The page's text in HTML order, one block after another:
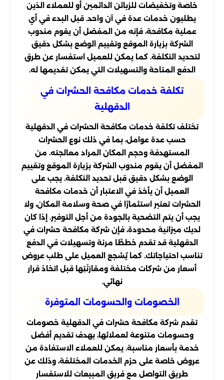
خاصة وتخفيضات للزبائن الدائمين أو للعملاء الذين
يطلبون خدمات عدة في آن واحد. قبل البدء في أي
عملية مكافحة، فإنه من المفضل أن يقوم مندوب
الشركة بزيارة الموقع وتقييم الوضع بشكل دقيق
لتحديد التكلفة. كما يمكن للعميل استفسار عن طرق
الدفع المتاحة والتسهيلات التي يمكن تقديمها له.
تكلفة خدمات مكافحة الحشرات في
الدقهلية
تختلف تكلفة خدمات مكافحة الحشرات في الدقهلية
حسب عدة عوامل، بما في ذلك نوع الحشرات
المستهدفة وحجم المكان المراد معالجته. من
المفضل أن يقوم مندوب الشركة بزيارة الموقع وتقييم
الوضع بشكل دقيق قبل تحديد التكلفة. يجب على
العميل أن يأخذ في الاعتبار أن خدمات مكافحة
الحشرات تعتبر استثمارًا في صحة وسلامة المكان، ولا
يجب أن يتم التضحية بالجودة من أجل التوفير. إذا كان
لديك ميزانية محدودة، فإن شركة مكافحة حشرات في
الدقهلية قد تقدم خططًا مرنة وتسهيلات في الدفع
تناسب احتياجاتك. كما يُشجع العميل على طلب عروض
أسعار من شركات مختلفة ومقارَنَتِها قبل اتخاذ قرار
نهائي.
الخصومات والحسومات المتوفرة
تقدم شركة مكافحة حشرات في الدقهلية خصومات
وحسومات متنوعة لعملائها، بهدف تقديم أفضل
خدمة بأسعار مناسبة. يمكن للعملاء الاستفادة من
عروض خاصة على حزم الخدمات المختلفة، وذلك عن
طريق التواصل مع فريق المبيعات للاستفسار